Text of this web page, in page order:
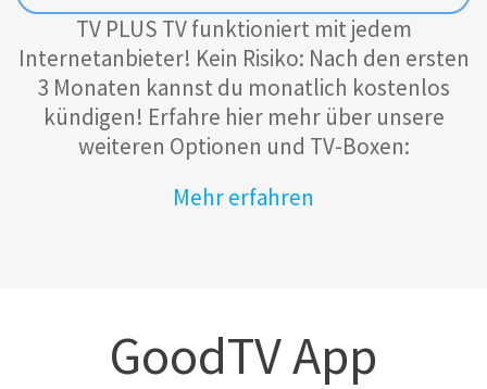
TV PLUS TV funktioniert mit jedem
Internetanbieter! Kein Risiko: Nach den ersten
3 Monaten kannst du monatlich kostenlos
kündigen! Erfahre hier mehr über unsere
weiteren Optionen und TV-Boxen:
Mehr erfahren
GoodTV App